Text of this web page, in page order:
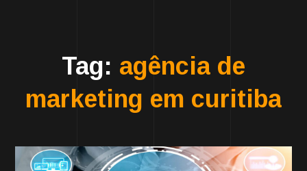
Tag: agência de
marketing em curitiba